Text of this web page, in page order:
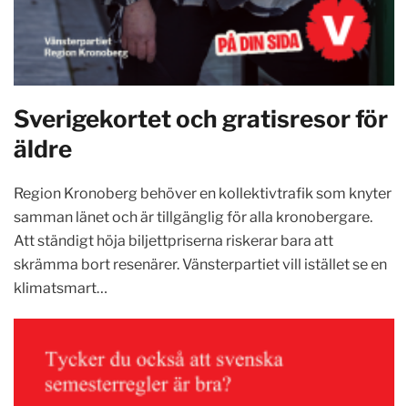
Sverigekortet och gratisresor för
äldre
Region Kronoberg behöver en kollektivtrafik som knyter
samman länet och är tillgänglig för alla kronobergare.
Att ständigt höja biljettpriserna riskerar bara att
skrämma bort resenärer. Vänsterpartiet vill istället se en
klimatsmart…